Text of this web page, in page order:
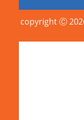
copyright Ⓒ